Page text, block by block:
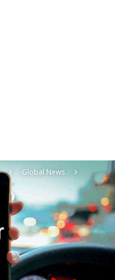
Global News